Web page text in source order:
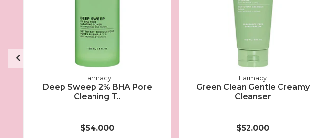
Farmacy
Deep Sweep 2% BHA Pore
Cleaning T..
$54.000
Farmacy
Green Clean Gentle Creamy
Cleanser
$52.000